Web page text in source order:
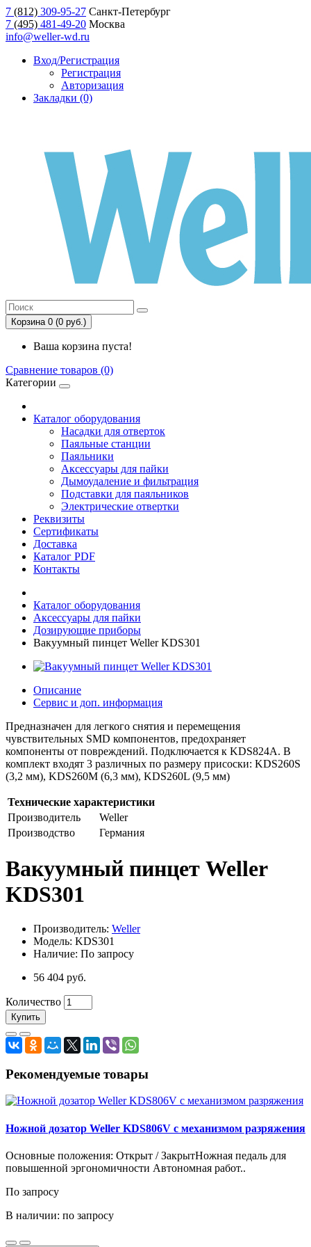
7 (812) 309-95-27 Санкт-Петербург
7 (495) 481-49-20 Москва
info@weller-wd.ru
Вход/Регистрация
Регистрация
Авторизация
Закладки (0)
Корзина 0 (0 руб.)
Ваша корзина пуста!
Сравнение товаров (0)
Категории
Каталог оборудования
Насадки для отверток
Паяльные станции
Паяльники
Аксессуары для пайки
Дымоудаление и фильтрация
Подставки для паяльников
Электрические отвертки
Реквизиты
Сертификаты
Доставка
Каталог PDF
Контакты
Каталог оборудования
Аксессуары для пайки
Дозирующие приборы
Вакуумный пинцет Weller KDS301
Описание
Сервис и доп. информация
Предназначен для легкого снятия и перемещения
чувствительных SMD компонентов, предохраняет
компоненты от повреждений. Подключается к KDS824A. В
комплект входят 3 различных по размеру присоски: KDS260S
(3,2 мм), KDS260M (6,3 мм), KDS260L (9,5 мм)
Технические характеристики
Производитель
Weller
Производство
Германия
Вакуумный пинцет Weller
KDS301
Производитель: Weller
Модель: KDS301
Наличие: По запросу
56 404 руб.
Количество
Купить
Рекомендуемые товары
Ножной дозатор Weller KDS806V с механизмом разряжения
Основные положения: Открыт / ЗакрытНожная педаль для
повышенной эргономичности Автономная работ..
По запросу
В наличии: по запросу